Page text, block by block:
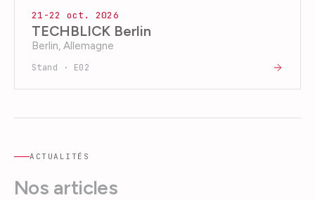
21-22 oct. 2026
TECHBLICK Berlin
Berlin, Allemagne
Stand · E02
ACTUALITÉS
Nos articles